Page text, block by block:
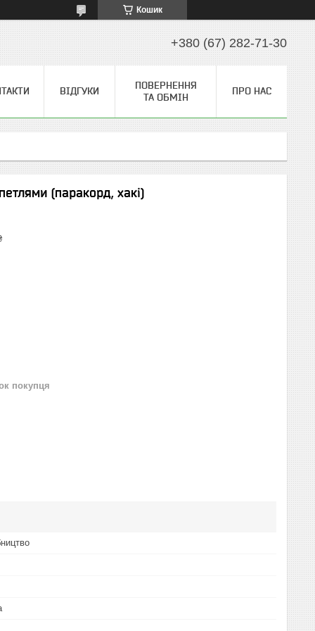
Кошик
+380 (67) 282-71-30
ВІДГУКИ
ПОВЕРНЕННЯ
ТА ОБМІН
ПРО НАС
(паракорд, хакі)
покупця